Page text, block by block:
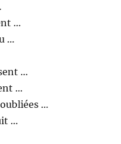
…
…
…
…
…
…